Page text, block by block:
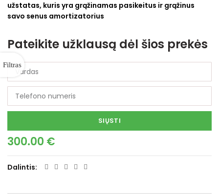
užstatas, kuris yra grąžinamas pasikeitus ir grąžinus
savo senus amortizatorius
Pateikite užklausą dėl šios prekės
SIŲSTI
300.00 €
Dalintis